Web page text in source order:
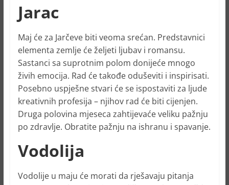
Jarac
Maj će za Jarčeve biti veoma srećan. Predstavnici
elementa zemlje će željeti ljubav i romansu.
Sastanci sa suprotnim polom donijeće mnogo
živih emocija. Rad će takođe oduševiti i inspirisati.
Posebno uspješne stvari će se ispostaviti za ljude
kreativnih profesija – njihov rad će biti cijenjen.
Druga polovina mjeseca zahtijevaće veliku pažnju
po zdravlje. Obratite pažnju na ishranu i spavanje.
Vodolija
Vodolije u maju će morati da rješavaju pitanja